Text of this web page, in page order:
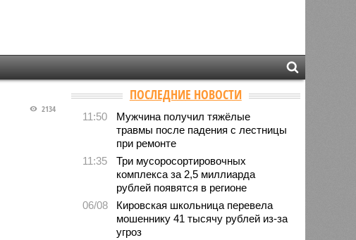
2134
ПОСЛЕДНИЕ НОВОСТИ
11:50
Мужчина получил тяжёлые
травмы после падения с лестницы
при ремонте
11:35
Три мусоросортировочных
комплекса за 2,5 миллиарда
рублей появятся в регионе
06/08
Кировская школьница перевела
мошеннику 41 тысячу рублей из-за
угроз